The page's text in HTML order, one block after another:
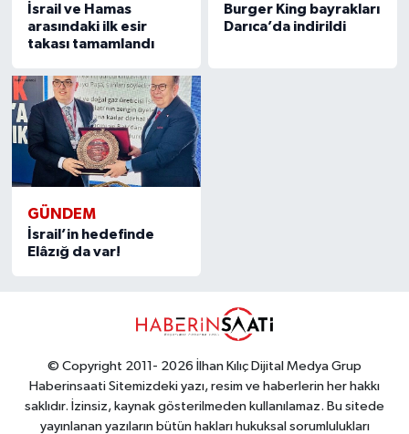
İsrail ve Hamas
arasındaki ilk esir
takası tamamlandı
Burger King bayrakları
Darıca’da indirildi
GÜNDEM
İsrail’in hedefinde
Elâzığ da var!
© Copyright 2011- 2026 İlhan Kılıç Dijital Medya Grup
Haberinsaati Sitemizdeki yazı, resim ve haberlerin her hakkı
saklıdır. İzinsiz, kaynak gösterilmeden kullanılamaz. Bu sitede
yayınlanan yazıların bütün hakları hukuksal sorumlulukları